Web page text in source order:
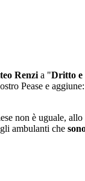
Renzi a "Dritto e
Pease e
non è uguale,
ambulanti che